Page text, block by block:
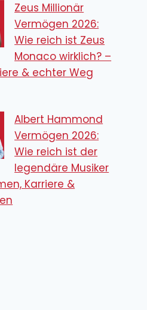
Zeus Millionär
Vermögen 2026:
Wie reich ist Zeus
Monaco wirklich? –
& echter Weg
Albert Hammond
Vermögen 2026:
Wie reich ist der
legendäre Musiker
Karriere &